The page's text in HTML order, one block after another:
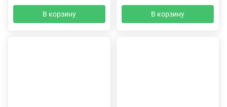
В корзину В корзину